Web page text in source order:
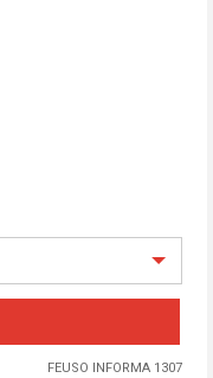
FEUSO INFORMA 1307